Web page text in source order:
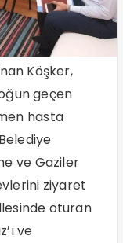
Köşker,
geçen
hasta
ve Gaziler
ziyaret
oturan
ve